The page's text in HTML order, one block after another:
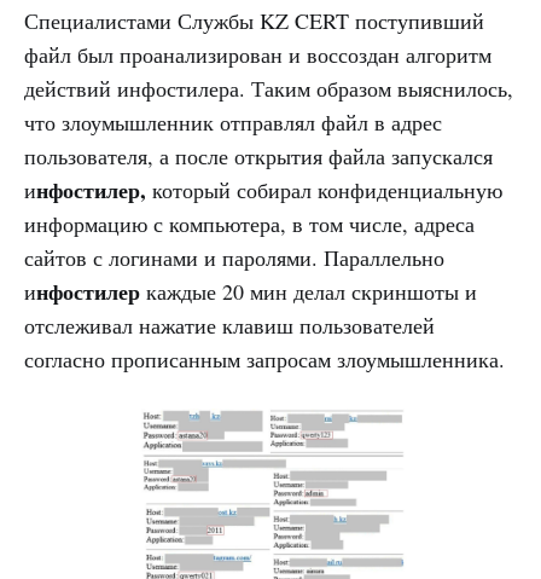
Специалистами Службы KZ CERT поступивший
файл был проанализирован и воссоздан алгоритм
действий инфостилера. Таким образом выяснилось,
что злоумышленник отправлял файл в адрес
пользователя, а после открытия файла запускался
инфостилер, который собирал конфиденциальную
информацию с компьютера, в том числе, адреса
сайтов с логинами и паролями. Параллельно
инфостилер каждые 20 мин делал скриншоты и
отслеживал нажатие клавиш пользователей
согласно прописанным запросам злоумышленника.